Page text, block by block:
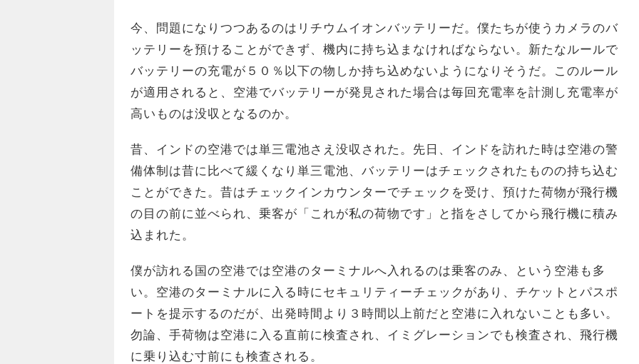
今、問題になりつつあるのはリチウムイオンバッテリーだ。僕たちが使うカメラのバ
ッテリーを預けることができず、機内に持ち込まなければならない。新たなルールで
バッテリーの充電が５０％以下の物しか持ち込めないようになりそうだ。このルール
が適用されると、空港でバッテリーが発見された場合は毎回充電率を計測し充電率が
高いものは没収となるのか。
昔、インドの空港では単三電池さえ没収された。先日、インドを訪れた時は空港の警
備体制は昔に比べて緩くなり単三電池、バッテリーはチェックされたものの持ち込む
ことができた。昔はチェックインカウンターでチェックを受け、預けた荷物が飛行機
の目の前に並べられ、乗客が「これが私の荷物です」と指をさしてから飛行機に積み
込まれた。
僕が訪れる国の空港では空港のターミナルへ入れるのは乗客のみ、という空港も多
い。空港のターミナルに入る時にセキュリティーチェックがあり、チケットとパスポ
ートを提示するのだが、出発時間より３時間以上前だと空港に入れないことも多い。
勿論、手荷物は空港に入る直前に検査され、イミグレーションでも検査され、飛行機
に乗り込む寸前にも検査される。